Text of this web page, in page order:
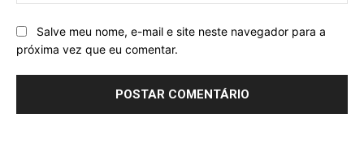
Salve meu nome, e-mail e site neste navegador para a
próxima vez que eu comentar.